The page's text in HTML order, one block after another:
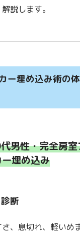
説します。
ー埋め込み術の
男性・完全房
埋め込み
断
、息切れ、軽いめ